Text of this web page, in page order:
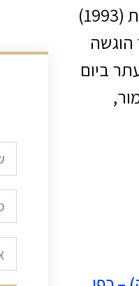
בעל התפקיד הנאמן לביצוע הסדר נושים לחברת ישאל אמלט השקעות (1993)
נעתר ביום